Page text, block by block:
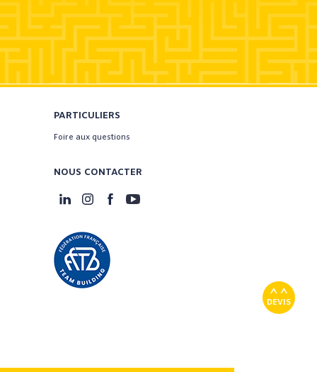
DEVIS
PARTICULIERS
Foire aux questions
NOUS CONTACTER